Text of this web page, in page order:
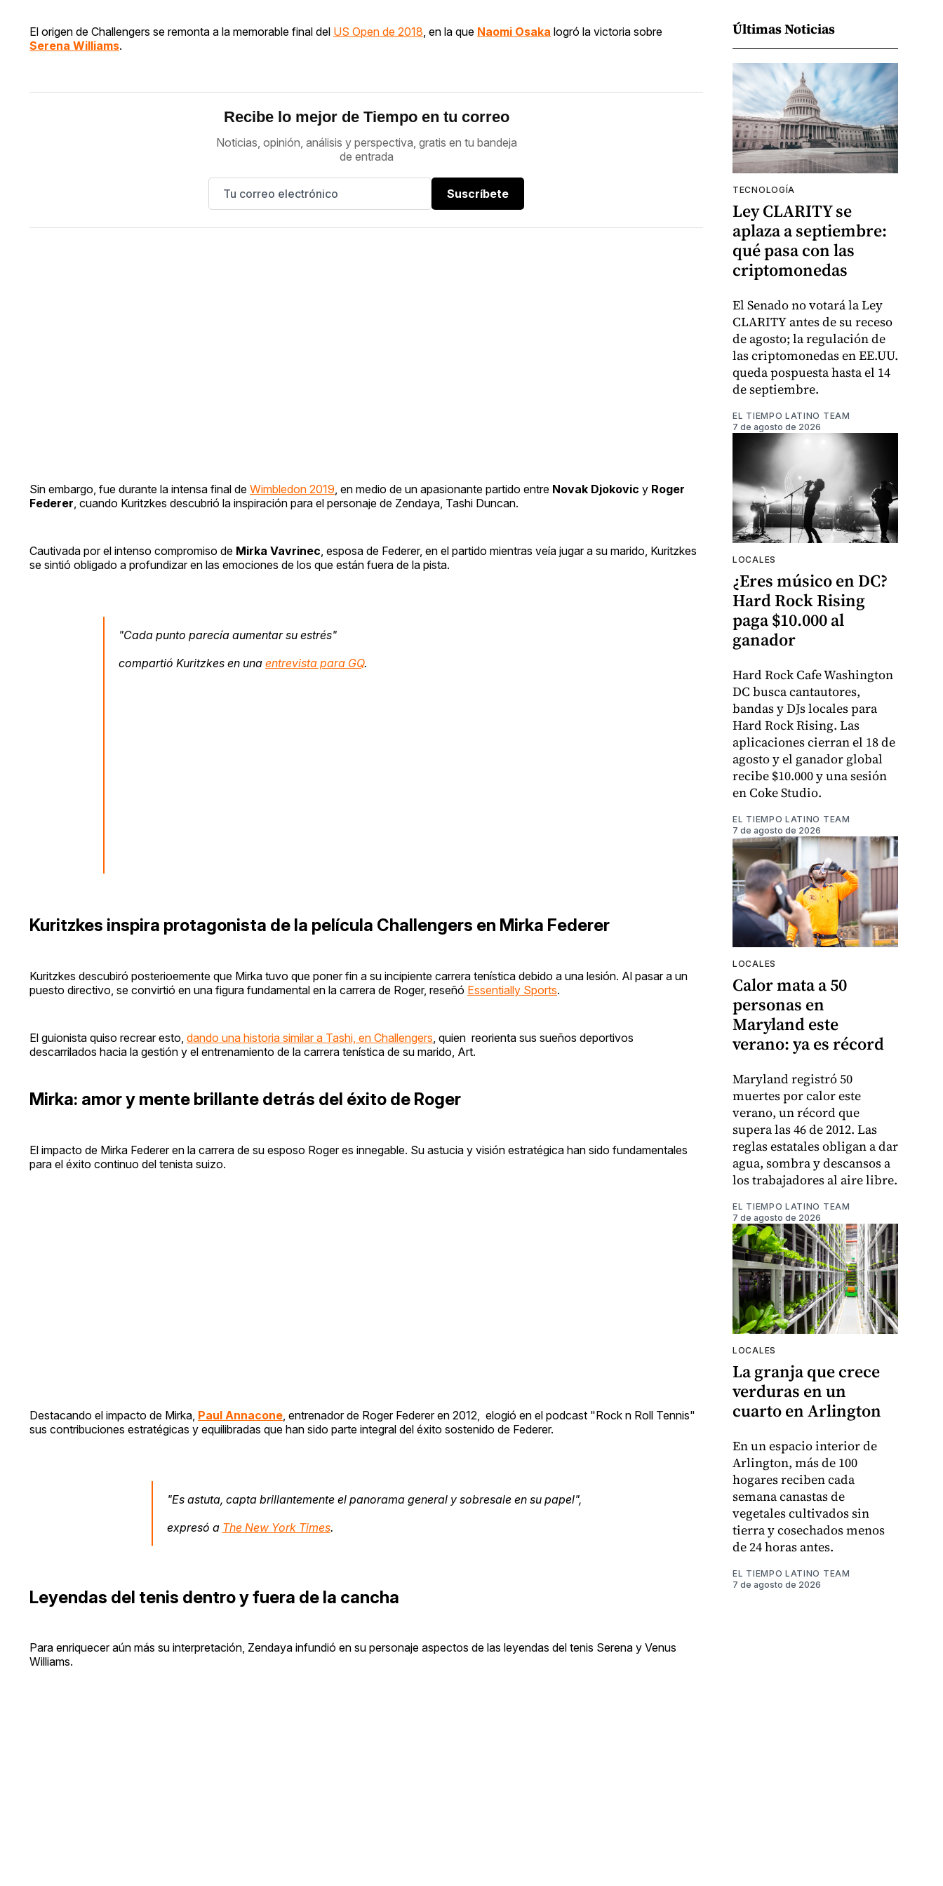
El origen de Challengers se remonta a la memorable final del US Open de 2018 , en la que Naomi Osaka logró la victoria sobre
Serena Williams.
Recibe lo mejor de Tiempo en tu correo
Noticias, opinión, análisis y perspectiva, gratis en tu bandeja
de entrada
Suscríbete
Sin embargo, fue durante la intensa final de Wimbledon 2019 , en medio de un apasionante partido entre Novak Djokovic y Roger
Federer , cuando Kuritzkes descubrió la inspiración para el personaje de Zendaya, Tashi Duncan.
Cautivada por el intenso compromiso de Mirka Vavrinec , esposa de Federer, en el partido mientras veía jugar a su marido, Kuritzkes
se sintió obligado a profundizar en las emociones de los que están fuera de la pista.
"Cada punto parecía aumentar su estrés"
compartió Kuritzkes en una entrevista para GQ.
Kuritzkes inspira protagonista de la película Challengers en Mirka Federer
Kuritzkes descubiró posterioemente que Mirka tuvo que poner fin a su incipiente carrera tenística debido a una lesión. Al pasar a un
puesto directivo, se convirtió en una figura fundamental en la carrera de Roger, reseñó Essentially Sports.
El guionista quiso recrear esto, dando una historia similar a Tashi, en Challengers , quien reorienta sus sueños deportivos
descarrilados hacia la gestión y el entrenamiento de la carrera tenística de su marido, Art.
Mirka: amor y mente brillante detrás del éxito de Roger
El impacto de Mirka Federer en la carrera de su esposo Roger es innegable. Su astucia y visión estratégica han sido fundamentales
para el éxito continuo del tenista suizo.
Destacando el impacto de Mirka, Paul Annacone , entrenador de Roger Federer en 2012, elogió en el podcast "Rock n Roll Tennis"
sus contribuciones estratégicas y equilibradas que han sido parte integral del éxito sostenido de Federer.
"Es astuta, capta brillantemente el panorama general y sobresale en su papel",
expresó a The New York Times.
Leyendas del tenis dentro y fuera de la cancha
Para enriquecer aún más su interpretación, Zendaya infundió en su personaje aspectos de las leyendas del tenis Serena y Venus
Williams.
Últimas Noticias
TECNOLOGÍA
Ley CLARITY se
aplaza a septiembre:
qué pasa con las
criptomonedas
El Senado no votará la Ley
CLARITY antes de su receso
de agosto; la regulación de
las criptomonedas en EE.UU.
queda pospuesta hasta el 14
de septiembre.
EL TIEMPO LATINO TEAM
7 de agosto de 2026
LOCALES
¿Eres músico en DC?
Hard Rock Rising
paga $10.000 al
ganador
Hard Rock Cafe Washington
DC busca cantautores,
bandas y DJs locales para
Hard Rock Rising. Las
aplicaciones cierran el 18 de
agosto y el ganador global
recibe $10.000 y una sesión
en Coke Studio.
EL TIEMPO LATINO TEAM
7 de agosto de 2026
LOCALES
Calor mata a 50
personas en
Maryland este
verano: ya es récord
Maryland registró 50
muertes por calor este
verano, un récord que
supera las 46 de 2012. Las
reglas estatales obligan a dar
agua, sombra y descansos a
los trabajadores al aire libre.
EL TIEMPO LATINO TEAM
7 de agosto de 2026
LOCALES
La granja que crece
verduras en un
cuarto en Arlington
En un espacio interior de
Arlington, más de 100
hogares reciben cada
semana canastas de
vegetales cultivados sin
tierra y cosechados menos
de 24 horas antes.
EL TIEMPO LATINO TEAM
7 de agosto de 2026